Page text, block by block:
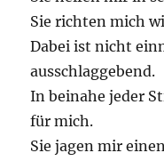
Sie richten mich
Dabei ist nicht
ausschlaggebend.
In beinahe jeder
für mich.
Sie jagen mir